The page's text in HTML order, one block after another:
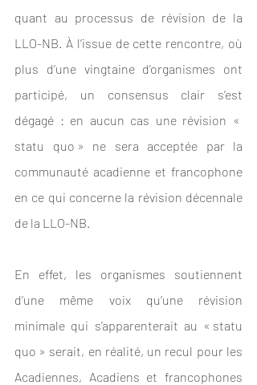
quant au processus de révision de la
LLO-NB. À l’issue de cette rencontre, où
plus d’une vingtaine d’organismes ont
participé, un consensus clair s’est
dégagé : en aucun cas une révision «
statu quo » ne sera acceptée par la
communauté acadienne et francophone
en ce qui concerne la révision décennale
de la LLO-NB.
En effet, les organismes soutiennent
d’une même voix qu’une révision
minimale qui s’apparenterait au « statu
quo » serait, en réalité, un recul pour les
Acadiennes, Acadiens et francophones